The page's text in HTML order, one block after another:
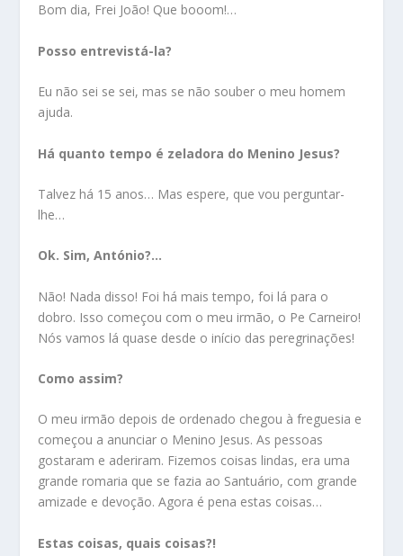
Bom dia, Frei João! Que booom!…
Posso entrevistá-la?
Eu não sei se sei, mas se não souber o meu homem
ajuda.
Há quanto tempo é zeladora do Menino Jesus?
Talvez há 15 anos… Mas espere, que vou perguntar-
lhe…
Ok. Sim, António?…
Não! Nada disso! Foi há mais tempo, foi lá para o
dobro. Isso começou com o meu irmão, o Pe Carneiro!
Nós vamos lá quase desde o início das peregrinações!
Como assim?
O meu irmão depois de ordenado chegou à freguesia e
começou a anunciar o Menino Jesus. As pessoas
gostaram e aderiram. Fizemos coisas lindas, era uma
grande romaria que se fazia ao Santuário, com grande
amizade e devoção. Agora é pena estas coisas…
Estas coisas, quais coisas?!